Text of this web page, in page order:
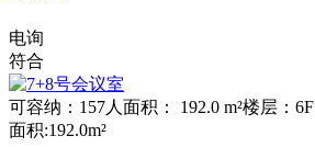
电询
符合
可容纳：157人 面积： 192.0 m²楼层：6F
面积:192.0m²